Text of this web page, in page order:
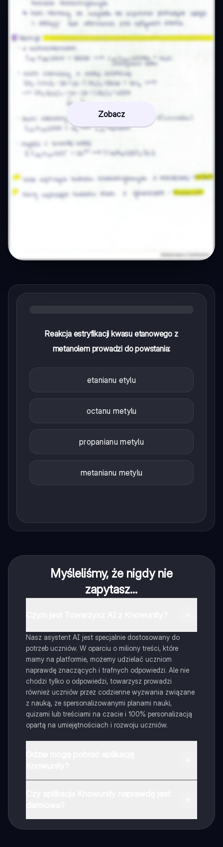
Zobacz
Reakcja estryfikacji kwasu etanowego z
metanolem prowadzi do powstania:
etanianu etylu
octanu metylu
propanianu metylu
metanianu metylu
Myśleliśmy, że nigdy nie
zapytasz...
Nasz asystent AI jest specjalnie dostosowany do
potrzeb uczniów. W oparciu o miliony treści, które
mamy na platformie, możemy udzielać uczniom
naprawdę znaczących i trafnych odpowiedzi. Ale nie
chodzi tylko o odpowiedzi, towarzysz prowadzi
również uczniów przez codzienne wyzwania związane
z nauką, ze spersonalizowanymi planami nauki,
quizami lub treściami na czacie i 100% personalizacją
opartą na umiejętnościach i rozwoju uczniów.